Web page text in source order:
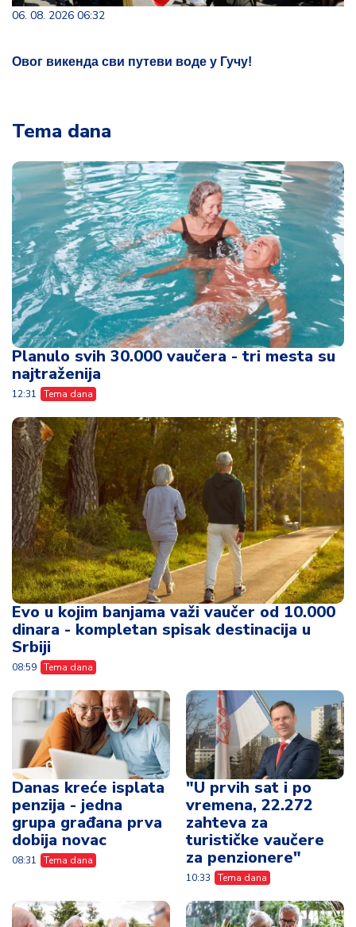
06. 08. 2026 06:32
Овог викенда сви путеви воде у Гучу!
Tema dana
Planulo svih 30.000 vaučera - tri mesta su
najtraženija
12:31 Tema dana
Evo u kojim banjama važi vaučer od 10.000
dinara - kompletan spisak destinacija u
Srbiji
08:59 Tema dana
Danas kreće isplata
penzija - jedna
grupa građana prva
dobija novac
08:31 Tema dana
"U prvih sat i po
vremena, 22.272
zahteva za
turističke vaučere
za penzionere"
10:33 Tema dana